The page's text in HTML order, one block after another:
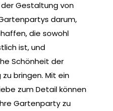
Gestaltung von
darum,
die sowohl
ist, und
Schönheit der
bringen. Mit ein
zum Detail können
Gartenparty zu